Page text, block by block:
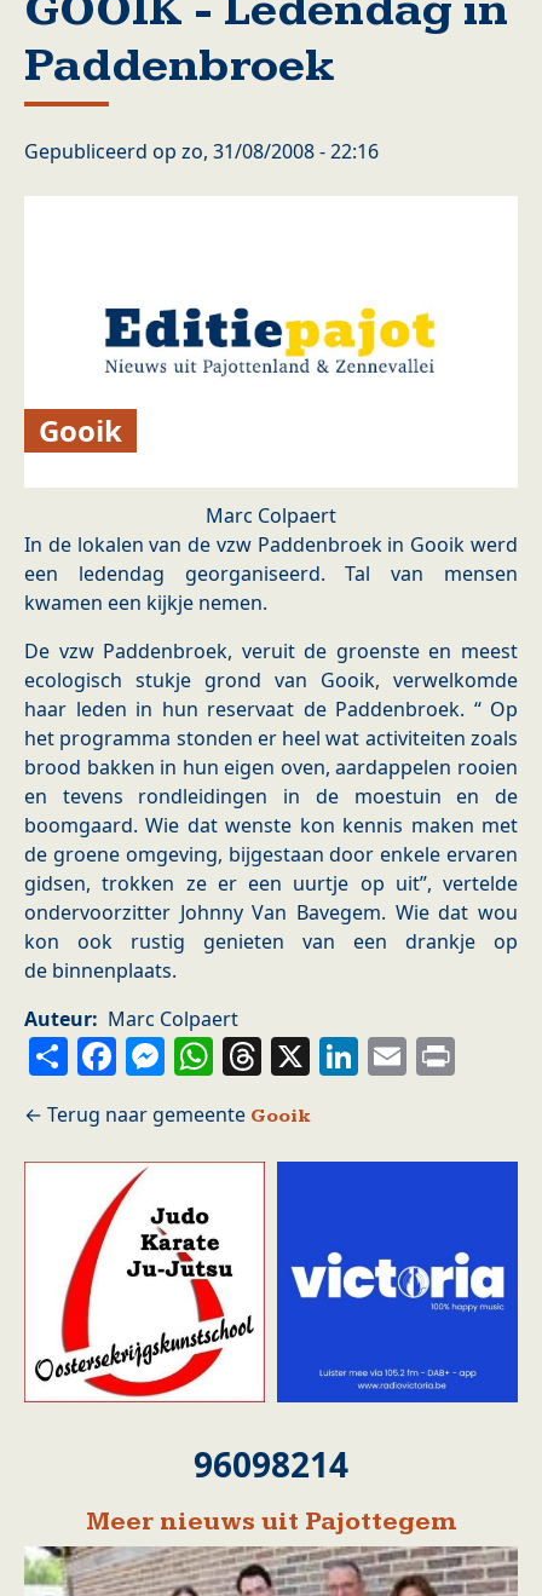
Paddenbroek
Gepubliceerd op zo, 31/08/2008 - 22:16
Gooik
Marc Colpaert
In de lokalen van de vzw Paddenbroek in Gooik werd
een ledendag georganiseerd. Tal van mensen
kwamen een kijkje nemen.
De vzw Paddenbroek, veruit de groenste en meest
ecologisch stukje grond van Gooik, verwelkomde
haar leden in hun reservaat de Paddenbroek. “ Op
het programma stonden er heel wat activiteiten zoals
brood bakken in hun eigen oven, aardappelen rooien
en tevens rondleidingen in de moestuin en de
boomgaard. Wie dat wenste kon kennis maken met
de groene omgeving, bijgestaan door enkele ervaren
gidsen, trokken ze er een uurtje op uit”, vertelde
ondervoorzitter Johnny Van Bavegem. Wie dat wou
kon ook rustig genieten van een drankje op
de binnenplaats.
Auteur
Marc Colpaert
ShareFacebook
Messenger
WhatsApp
Threads
X LinkedIn
Email
Gooik
96098214
Meer nieuws uit Pajottegem